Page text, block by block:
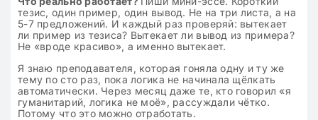
тезис, один пример, один вывод. Не на три листа, а на
5-7 предложений. И каждый раз проверяй: вытекает
ли пример из тезиса? Вытекает ли вывод из примера?
Не «вроде красиво», а именно вытекает.
Я знаю преподавателя, которая гоняла одну и ту же
тему по сто раз, пока логика не начинала щёлкать
автоматически. Через месяц даже те, кто говорил «я
гуманитарий, логика не моё», рассуждали чётко.
Потому что это можно отработать.